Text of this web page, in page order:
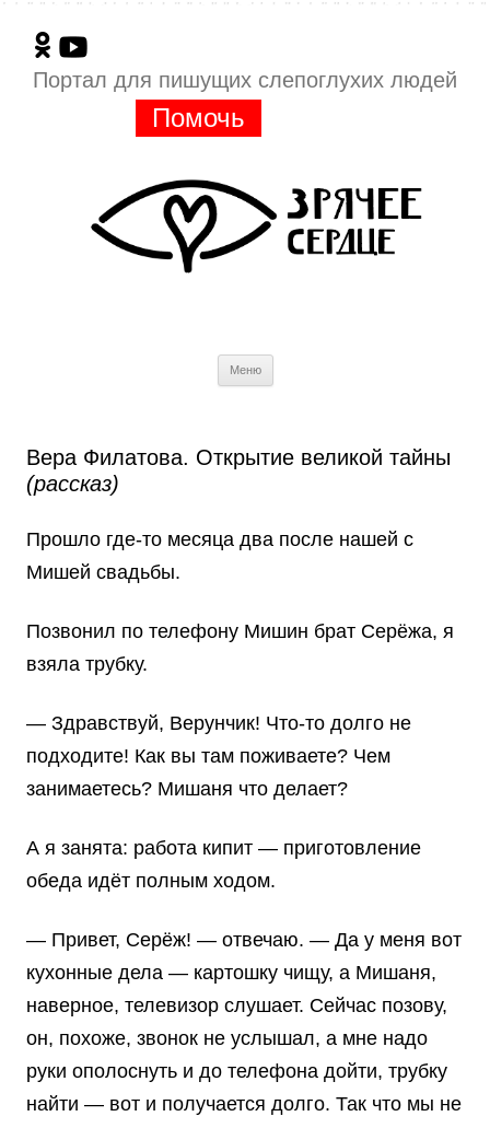
Портал для пишущих слепоглухих людей
Помочь
Меню
Вера Филатова. Открытие великой тайны
(рассказ)
Прошло где-то месяца два после нашей с
Мишей свадьбы.
Позвонил по телефону Мишин брат Серёжа, я
взяла трубку.
— Здравствуй, Верунчик! Что-то долго не
подходите! Как вы там поживаете? Чем
занимаетесь? Мишаня что делает?
А я занята: работа кипит — приготовление
обеда идёт полным ходом.
— Привет, Серёж! — отвечаю. — Да у меня вот
кухонные дела — картошку чищу, а Мишаня,
наверное, телевизор слушает. Сейчас позову,
он, похоже, звонок не услышал, а мне надо
руки ополоснуть и до телефона дойти, трубку
найти — вот и получается долго. Так что мы не